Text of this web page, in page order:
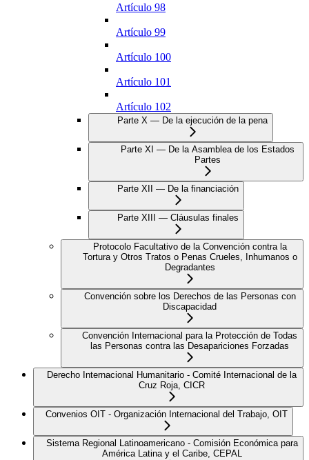
Artículo 98
Artículo 99
Artículo 100
Artículo 101
Artículo 102
Parte X — De la ejecución de la pena
Parte XI — De la Asamblea de los Estados
Partes
Parte XII — De la financiación
Parte XIII — Cláusulas finales
Protocolo Facultativo de la Convención contra la
Tortura y Otros Tratos o Penas Crueles, Inhumanos o
Degradantes
Convención sobre los Derechos de las Personas con
Discapacidad
Convención Internacional para la Protección de Todas
las Personas contra las Desapariciones Forzadas
Derecho Internacional Humanitario - Comité Internacional de la
Cruz Roja, CICR
Convenios OIT - Organización Internacional del Trabajo, OIT
Sistema Regional Latinoamericano - Comisión Económica para
América Latina y el Caribe, CEPAL